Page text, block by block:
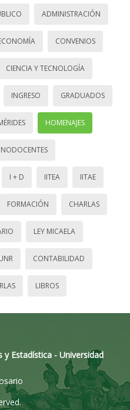
ADMINISTRACIÓN
CONVENIOS
CIENCIA Y TECNOLOGÍA
INGRESO GRADUADOS
HOMENAJES
NODOCENTES
I + D IITEA IITAE
FORMACIÓN CHARLAS
LEY MICAELA
CONTABILIDAD
LIBROS
y Estadística - Universidad